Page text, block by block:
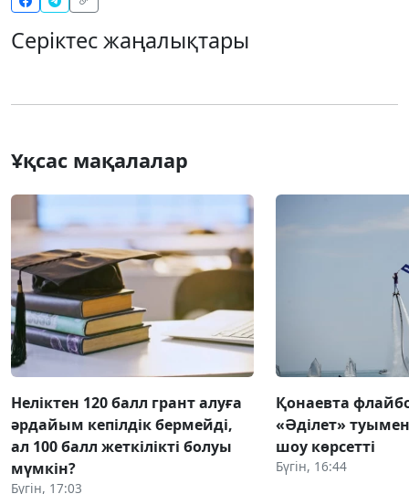
Серіктес жаңалықтары
Ұқсас мақалалар
Неліктен 120 балл грант алуға
әрдайым кепілдік бермейді,
ал 100 балл жеткілікті болуы
мүмкін?
Бүгін, 17:03
Қонаевта
«Әділет» туымен
шоу көрсетті
Бүгін, 16:44